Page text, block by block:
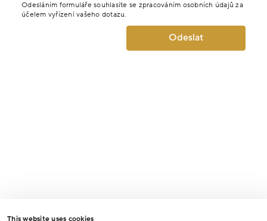
This website uses cookies
Odesláním formuláře souhlasíte se zpracováním osobních údajů za
účelem vyřízení vašeho dotazu.
Odeslat